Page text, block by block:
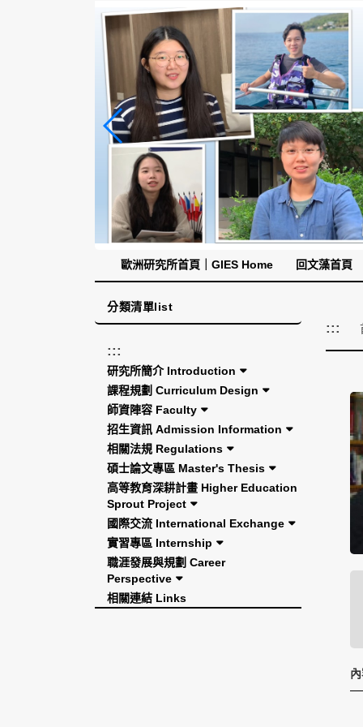
歐洲研究所首頁｜GIES Home 回文藻首頁
分類清單list
:::
研究所簡介 Introduction
課程規劃 Curriculum Design
師資陣容 Faculty
招生資訊 Admission Information
相關法規 Regulations
碩士論文專區 Master's Thesis
高等教育深耕計畫 Higher Education
Sprout Project
國際交流 International Exchange
實習專區 Internship
職涯發展與規劃 Career
Perspective
相關連結 Links
:::